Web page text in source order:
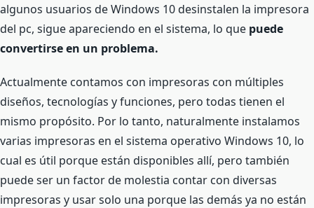
algunos usuarios de Windows 10 desinstalen la impresora
del pc, sigue apareciendo en el sistema, lo que puede
convertirse en un problema.
Actualmente contamos con impresoras con múltiples
diseños, tecnologías y funciones, pero todas tienen el
mismo propósito. Por lo tanto, naturalmente instalamos
varias impresoras en el sistema operativo Windows 10, lo
cual es útil porque están disponibles allí, pero también
puede ser un factor de molestia contar con diversas
impresoras y usar solo una porque las demás ya no están